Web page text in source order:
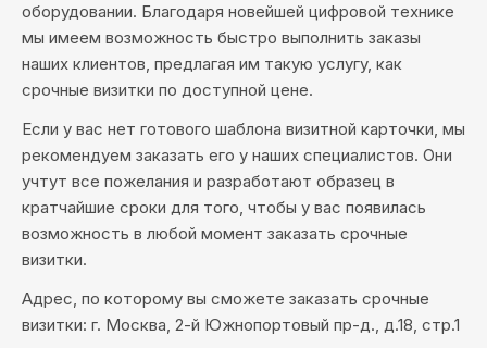
оборудовании. Благодаря новейшей цифровой технике
мы имеем возможность быстро выполнить заказы
наших клиентов, предлагая им такую услугу, как
срочные визитки по доступной цене.
Если у вас нет готового шаблона визитной карточки, мы
рекомендуем заказать его у наших специалистов. Они
учтут все пожелания и разработают образец в
кратчайшие сроки для того, чтобы у вас появилась
возможность в любой момент заказать срочные
визитки.
Адрес, по которому вы сможете заказать срочные
визитки: г. Москва, 2-й Южнопортовый пр-д., д.18, стр.1